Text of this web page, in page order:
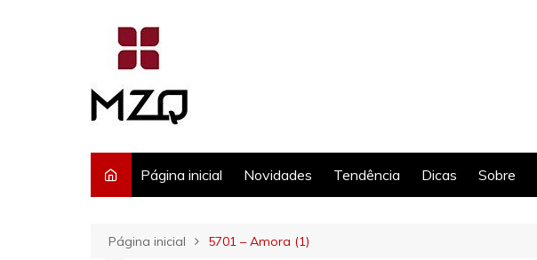
Página inicial Novidades Tendência Dicas Sobre
Página inicial 5701 – Amora (1)